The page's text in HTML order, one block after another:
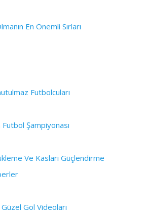
En Önemli Sırları
Futbolcuları
Şampiyonası
Ve Kasları Güçlendirme
Gol Videoları